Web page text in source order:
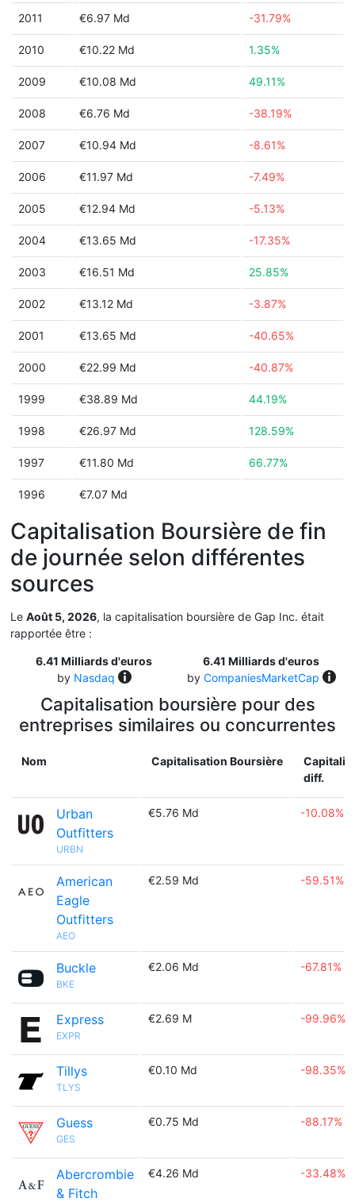
2011 €6.97 Md -31.79%
2010 €10.22 Md 1.35%
2009 €10.08 Md 49.11%
2008 €6.76 Md -38.19%
2007 €10.94 Md -8.61%
2006 €11.97 Md -7.49%
2005 €12.94 Md -5.13%
2004 €13.65 Md -17.35%
2003 €16.51 Md 25.85%
2002 €13.12 Md -3.87%
2001 €13.65 Md -40.65%
2000 €22.99 Md -40.87%
1999 €38.89 Md 44.19%
1998 €26.97 Md 128.59%
1997 €11.80 Md 66.77%
1996 €7.07 Md
Capitalisation Boursière de fin
de journée selon différentes
sources
Le Août 5, 2026, la capitalisation boursière de Gap Inc. était
rapportée être :
6.41 Milliards d'euros
by Nasdaq
6.41 Milliards d'euros
by CompaniesMarketCap
Capitalisation boursière pour des
entreprises similaires ou concurrentes
Nom Capitalisation Boursière
diff.
Urban
Outfitters
URBN
€5.76 Md -10.08%
American
Eagle
Outfitters
AEO
€2.59 Md -59.51%
Buckle
BKE
€2.06 Md -67.81%
Express
EXPR
€2.69 M -99.96%
Tillys
TLYS
€0.10 Md -98.35%
Guess
GES
€0.75 Md -88.17%
Abercrombie
& Fitch
€4.26 Md -33.48%